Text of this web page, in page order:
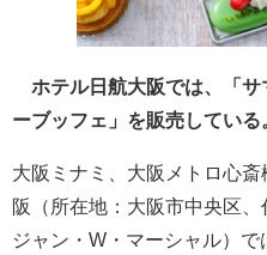
ホテル日航大阪では、「サ
ーブッフェ」を販売している
大阪ミナミ、大阪メトロ心
阪（所在地：大阪市中央区、
ジャン・W・マーシャル）